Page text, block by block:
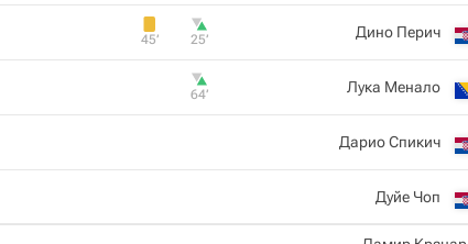
Дино Перич
25‎’‎
45‎’‎
Лука Менало
64‎’‎
Дарио Спикич
Дуйе Чоп